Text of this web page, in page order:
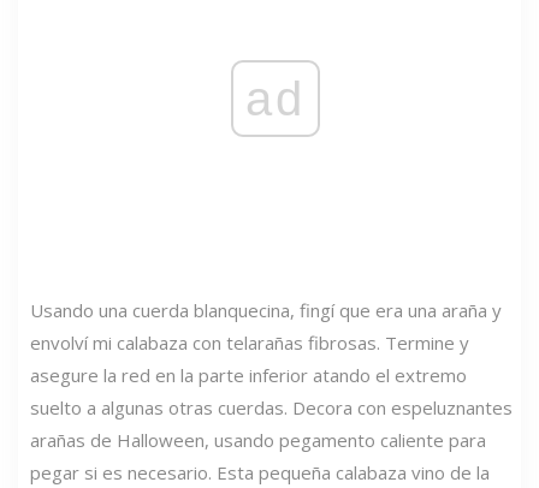
ad
Usando una cuerda blanquecina, fingí que era una araña y
envolví mi calabaza con telarañas fibrosas. Termine y
asegure la red en la parte inferior atando el extremo
suelto a algunas otras cuerdas. Decora con espeluznantes
arañas de Halloween, usando pegamento caliente para
pegar si es necesario. Esta pequeña calabaza vino de la